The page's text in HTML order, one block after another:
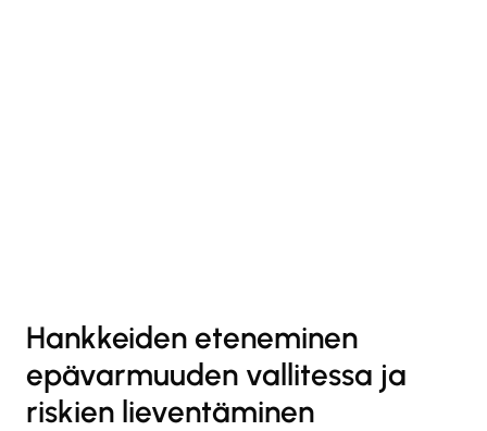
Hankkeiden eteneminen
epävarmuuden vallitessa ja
riskien lieventäminen